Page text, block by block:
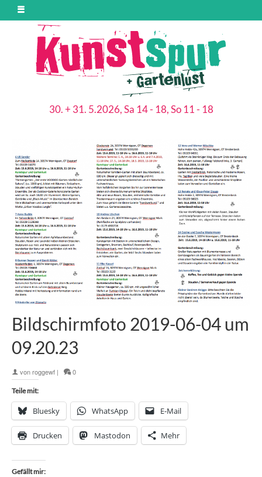
30. + 31. 5.2026, Sa 14 - 18, So 11 - 18
Bildschirmfoto 2019-06-04 um
09.20.23
vonroggewf | 0
Teile mit:
Bluesky WhatsApp E-Mail
Drucken Mastodon Mehr
Gefällt mir: